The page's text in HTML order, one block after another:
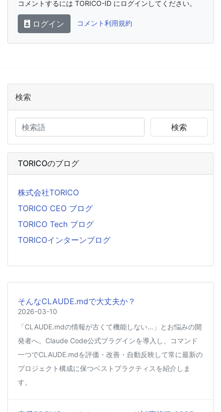
コメントするには TORICO-ID にログインしてください。
ログイン コメント利用規約
検索
検索
TORICOのブログ
株式会社TORICO
TORICO CEO ブログ
TORICO Tech ブログ
TORICOインターンブログ
そんなCLAUDE.mdで大丈夫か？
2026-03-10
「CLAUDE.mdの情報が古くて機能しない…」とお悩みの開
発者へ。Claude Code公式プラグインを導入し、コマンド
一つでCLAUDE.mdを評価・改善・自動反映して常に最新の
プロジェクト構成に保つベストプラクティスを紹介しま
す。